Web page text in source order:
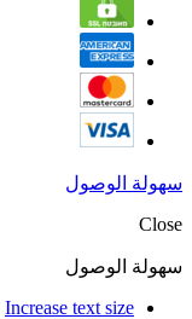
سهولة الوصول
Close
سهولة الوصول
Increase text size